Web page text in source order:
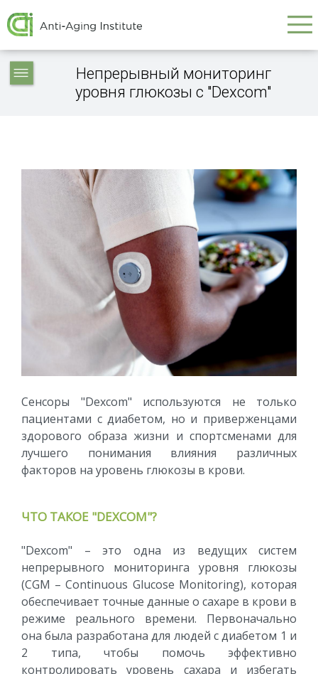
Galvenā
navigācija
Service
articles
Непрерывный мониторинг
уровня глюкозы с "Dexcom"
Сенсоры "Dexcom" используются не только
пациентами с диабетом, но и приверженцами
здорового образа жизни и спортсменами для
лучшего понимания влияния различных
факторов на уровень глюкозы в крови.
ЧТО ТАКОЕ "DEXCOM"?
"Dexcom" – это одна из ведущих систем
непрерывного мониторинга уровня глюкозы
(CGM – Continuous Glucose Monitoring), которая
обеспечивает точные данные о сахаре в крови в
режиме реального времени. Первоначально
она была разработана для людей с диабетом 1 и
2 типа, чтобы помочь эффективно
контролировать уровень сахара и избегать